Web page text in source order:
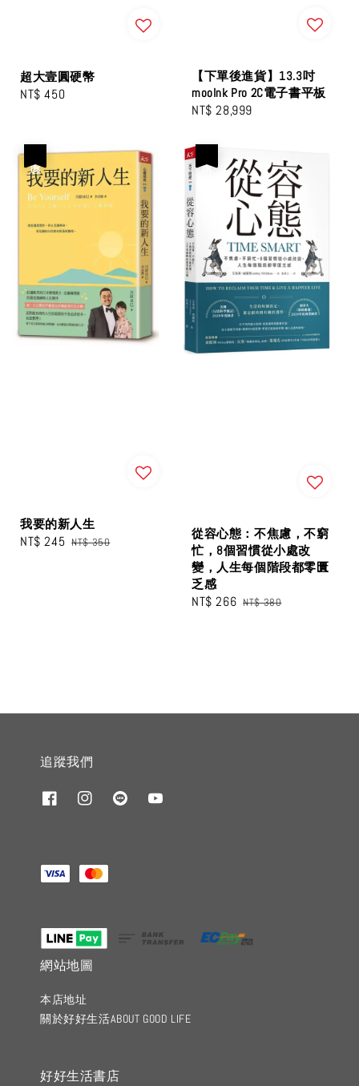
超大壹圓硬幣
Regular
NT$ 450
【下單後進貨】13.3吋
mooInk Pro 2C電子書平板
Regular
NT$ 28,999
我要的新人生
Sale
NT$ 245 Regular
NT$ 350
從容心態：不焦慮，不窮
忙，8個習慣從小處改
變，人生每個階段都零匱
乏感
Sale
NT$ 266 Regular
NT$ 380
追蹤我們
網站地圖
本店地址
關於好好生活ABOUT GOOD LIFE
好好生活書店